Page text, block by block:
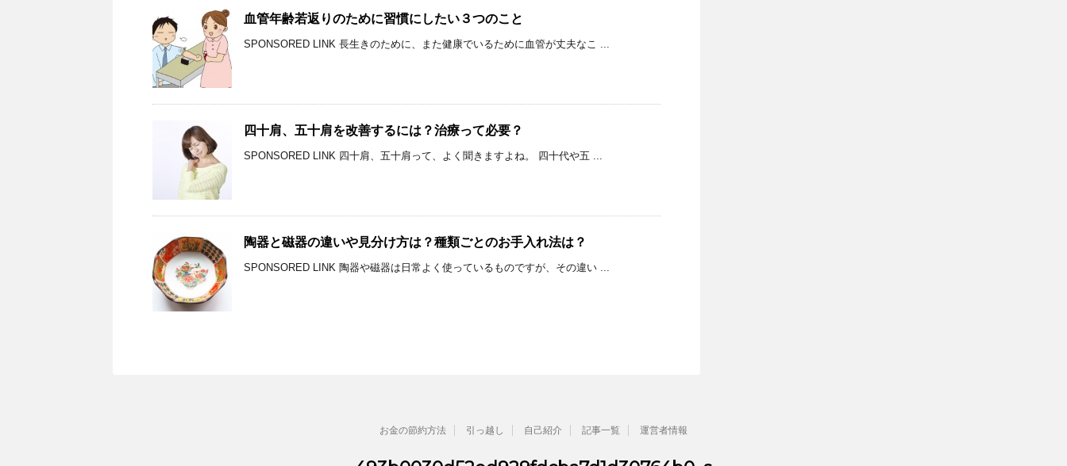
血管年齢若返りのために習慣にしたい３つのこと
SPONSORED LINK 長生きのために、また健康でいるために血管が丈夫なこ ...
四十肩、五十肩を改善するには？治療って必要？
SPONSORED LINK 四十肩、五十肩って、よく聞きますよね。 四十代や五 ...
陶器と磁器の違いや見分け方は？種類ごとのお手入れ法は？
SPONSORED LINK 陶器や磁器は日常よく使っているものですが、その違い ...
お金の節約方法 引っ越し 自己紹介 記事一覧 運営者情報